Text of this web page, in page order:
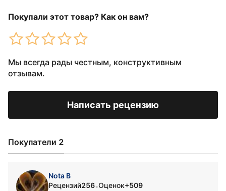
Покупали этот товар? Как он вам?
Мы всегда рады честным, конструктивным
отзывам.
Написать рецензию
Покупатели 2
Nota B
Рецензий256•Оценок+509